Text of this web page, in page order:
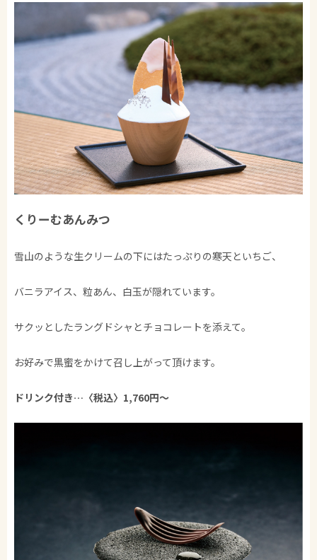
くりーむあんみつ
雪山のような生クリームの下にはたっぷりの寒天といちご、
バニラアイス、粒あん、白玉が隠れています。
サクッとしたラングドシャとチョコレートを添えて。
お好みで黒蜜をかけて召し上がって頂けます。
ドリンク付き…〈税込〉1,760円～